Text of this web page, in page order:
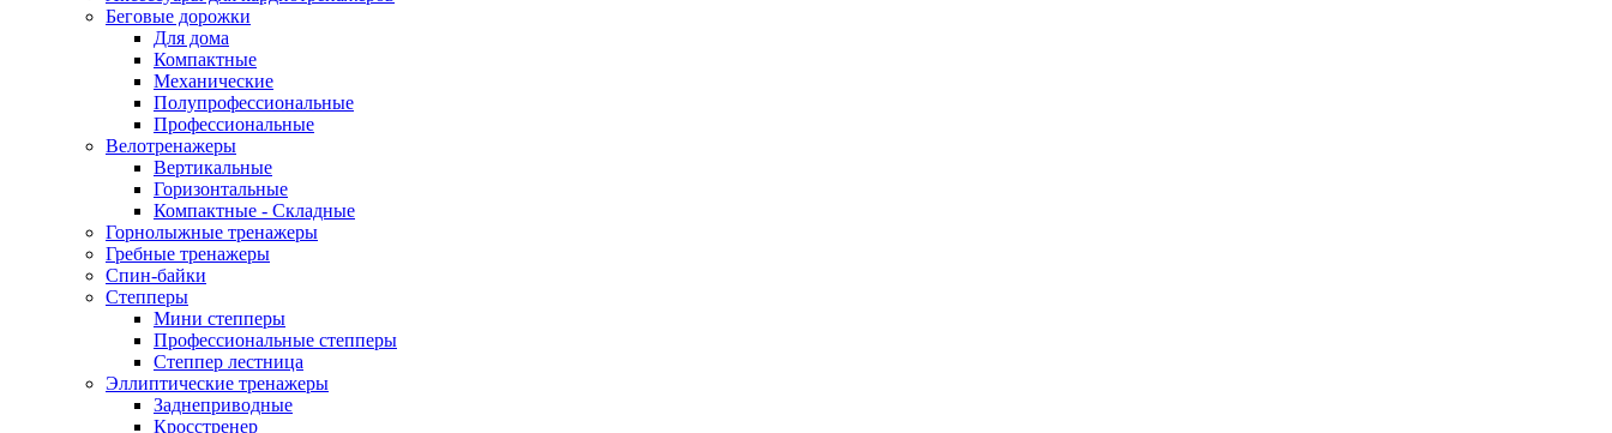
Беговые дорожки
Для дома
Компактные
Механические
Полупрофессиональные
Профессиональные
Велотренажеры
Вертикальные
Горизонтальные
Компактные - Складные
Горнолыжные тренажеры
Гребные тренажеры
Спин-байки
Степперы
Мини степперы
Профессиональные степперы
Степпер лестница
Эллиптические тренажеры
Заднеприводные
Кросстренер